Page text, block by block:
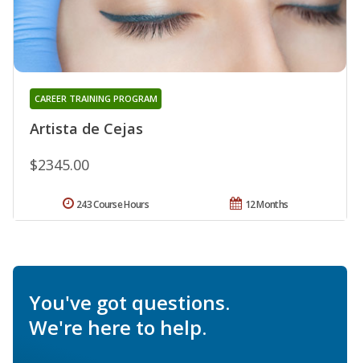
Artista de Cejas
CAREER TRAINING PROGRAM
$2345.00
12 Months
243 Course Hours
You've got questions.
We're here to help.